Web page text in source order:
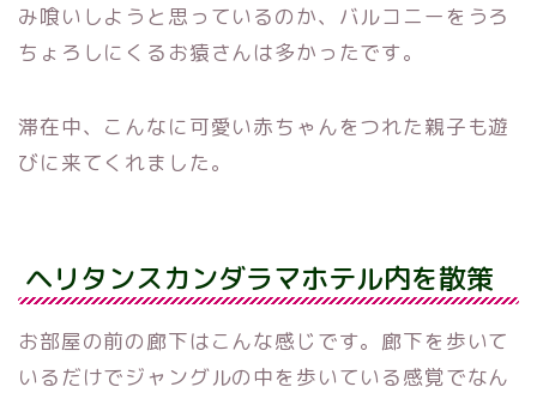
み喰いしようと思っているのか、バルコニーをうろ
ちょろしにくるお猿さんは多かったです。
滞在中、こんなに可愛い赤ちゃんをつれた親子も遊
びに来てくれました。
ヘリタンスカンダラマホテル内を散策
お部屋の前の廊下はこんな感じです。廊下を歩いて
いるだけでジャングルの中を歩いている感覚でなん